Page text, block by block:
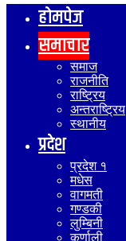
होमपेज
समाचार
समाज
राजनीति
राष्ट्रिय
अन्तराष्ट्रिय
स्थानीय
प्रदेश
प्रदेश १
मधेस
वागमती
गण्डकी
लुम्बिनी
कर्णाली